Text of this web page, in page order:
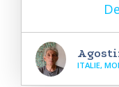
ITALIE,